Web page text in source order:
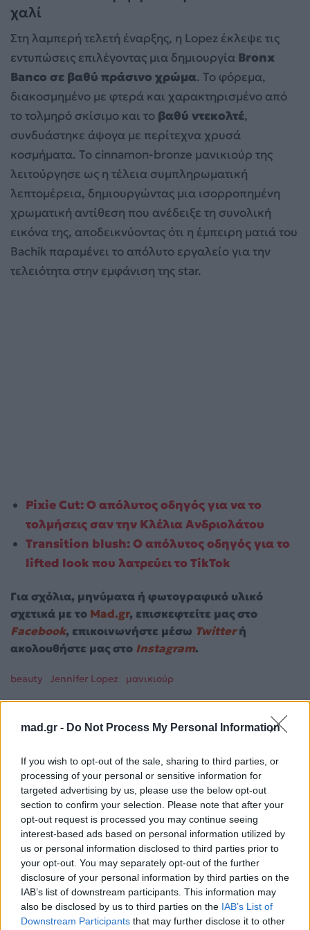
mad.gr - Do Not Process My Personal Information
If you wish to opt-out of the sale, sharing to third parties, or
processing of your personal or sensitive information for
targeted advertising by us, please use the below opt-out
section to confirm your selection. Please note that after your
opt-out request is processed you may continue seeing
interest-based ads based on personal information utilized by
us or personal information disclosed to third parties prior to
your opt-out. You may separately opt-out of the further
disclosure of your personal information by third parties on the
IAB’s list of downstream participants. This information may
also be disclosed by us to third parties on the IAB’s List of
Downstream Participants that may further disclose it to other
χαλί
Στη λαμπερή τελετή έναρξης, η Lopez έκλεψε τις
εντυπώσεις επιλέγοντας μια δημιουργία Bronx
Banco σε βαθύ πράσινο χρώμα. Το φόρεμα,
διακοσμημένο με φτερά και χαρακτηρισμένο από
το τολμηρό σκίσιμο και το βαθύ ντεκολτέ,
συνδυάστηκε άψογα με περίτεχνα χρυσά
κοσμήματα. Το cinnamon-bronze μανικιούρ της
λειτούργησε ως η τέλεια συμπληρωματική
λεπτομέρεια, δημιουργώντας μια ισορροπημένη
χρωματική αντίθεση που ανέδειξε τη συνολική
εικόνα της, αποδεικνύοντας ότι η έμπειρη ματιά του
Bachik παραμένει το απόλυτο εργαλείο για την
τελειότητα στην εμφάνιση της star.
Pixie Cut: Ο απόλυτος οδηγός για να το
τολμήσεις σαν την Κλέλια Ανδριολάτου
Transition blush: Ο απόλυτος οδηγός για το
lifted look που λατρεύει το TikTok
Για σχόλια, μηνύματα ή φωτογραφικό υλικό
σχετικά με το Mad.gr, επισκεφτείτε μας στο
Facebook, επικοινωνήστε μέσω Twitterή
ακολουθήστε μας στο Instagram.
beauty Jennifer Lopez μανικιούρ
Mad.gr στο Google
Ακολουθήστε το
Mad.gr στο MSN
Μοιράσου αυτό το άρθρο